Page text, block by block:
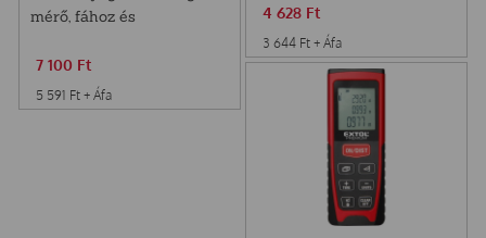
mérő, fához és
7 100 Ft
5 591 Ft + Áfa
4 628 Ft
3 644 Ft + Áfa